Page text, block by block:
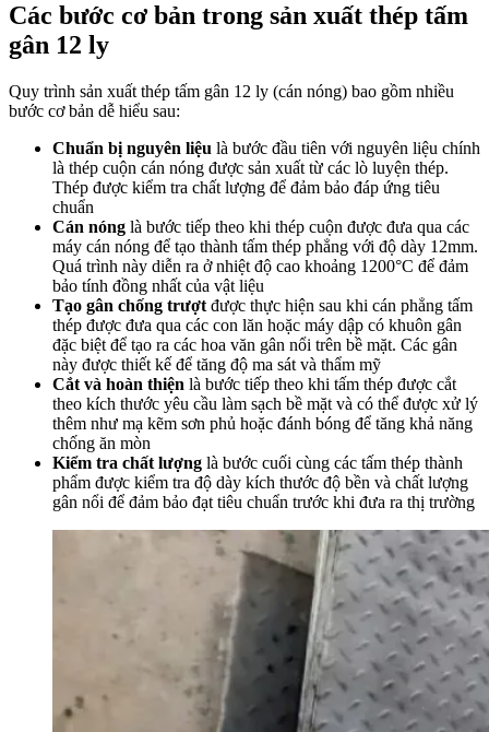
Các bước cơ bản trong sản xuất thép tấm
gân 12 ly
Quy trình sản xuất thép tấm gân 12 ly (cán nóng) bao gồm nhiều
bước cơ bản dễ hiểu sau:
Chuẩn bị nguyên liệu là bước đầu tiên với nguyên liệu chính
là thép cuộn cán nóng được sản xuất từ các lò luyện thép.
Thép được kiểm tra chất lượng để đảm bảo đáp ứng tiêu
chuẩn
Cán nóng là bước tiếp theo khi thép cuộn được đưa qua các
máy cán nóng để tạo thành tấm thép phẳng với độ dày 12mm.
Quá trình này diễn ra ở nhiệt độ cao khoảng 1200°C để đảm
bảo tính đồng nhất của vật liệu
Tạo gân chống trượt được thực hiện sau khi cán phẳng tấm
thép được đưa qua các con lăn hoặc máy dập có khuôn gân
đặc biệt để tạo ra các hoa văn gân nổi trên bề mặt. Các gân
này được thiết kế để tăng độ ma sát và thẩm mỹ
Cắt và hoàn thiện là bước tiếp theo khi tấm thép được cắt
theo kích thước yêu cầu làm sạch bề mặt và có thể được xử lý
thêm như mạ kẽm sơn phủ hoặc đánh bóng để tăng khả năng
chống ăn mòn
Kiểm tra chất lượng là bước cuối cùng các tấm thép thành
phẩm được kiểm tra độ dày kích thước độ bền và chất lượng
gân nổi để đảm bảo đạt tiêu chuẩn trước khi đưa ra thị trường